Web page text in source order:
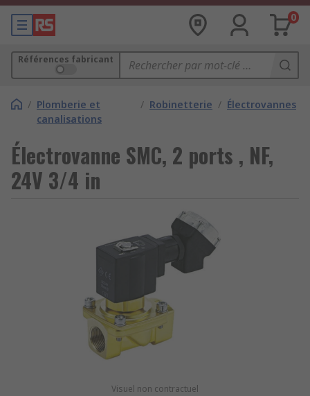
0
Références fabricant
/ Plomberie et
canalisations
/ Robinetterie / Électrovannes
Électrovanne SMC, 2 ports , NF,
24V 3/4 in
Visuel non contractuel